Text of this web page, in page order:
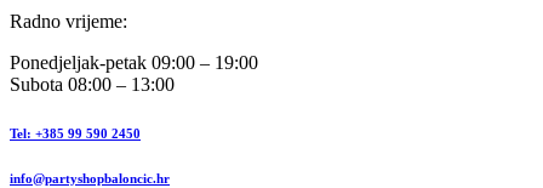
Radno vrijeme:
Ponedjeljak-petak 09:00 – 19:00
Subota 08:00 – 13:00
Tel: +385 99 590 2450
info@partyshopbaloncic.hr